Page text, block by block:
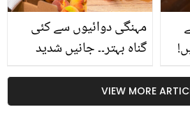
مہنگی دوائیوں سے کئی
گناہ بہتر۔۔ جانیں شدید
کیوں کھانا چاہیے؟
VIEW MORE